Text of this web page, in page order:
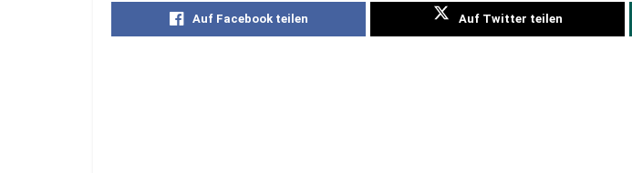
Auf Facebook teilen Auf Twitter teilen